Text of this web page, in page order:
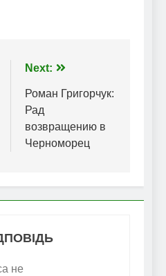
Next:
Роман Григорчук:
Рад
возвращению в
Черноморец
не